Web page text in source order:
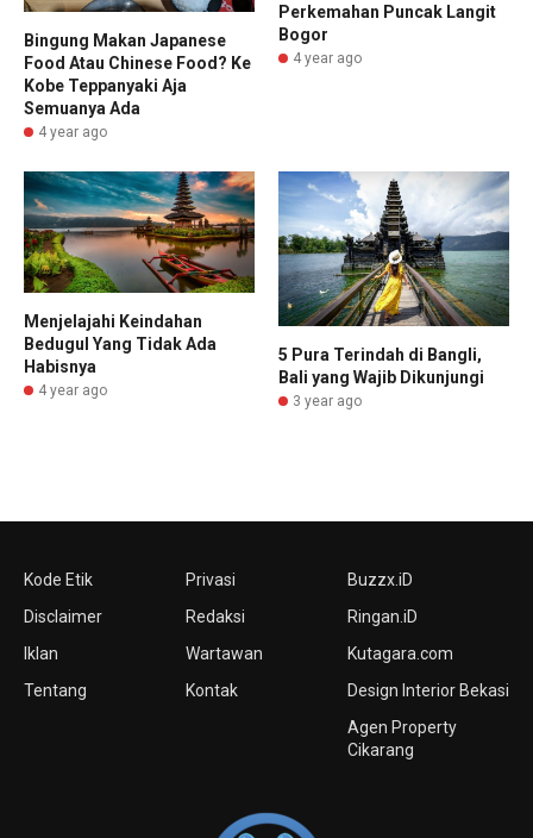
Bingung Makan Japanese
Food Atau Chinese Food? Ke
Kobe Teppanyaki Aja
Semuanya Ada
4 year ago
Perkemahan Puncak Langit
Bogor
4 year ago
Menjelajahi Keindahan
Bedugul Yang Tidak Ada
Habisnya
4 year ago
5 Pura Terindah di Bangli,
Bali yang Wajib Dikunjungi
3 year ago
Kode Etik
Disclaimer
Iklan
Tentang
Privasi
Redaksi
Wartawan
Kontak
Buzzx.iD
Ringan.iD
Kutagara.com
Design Interior Bekasi
Agen Property
Cikarang